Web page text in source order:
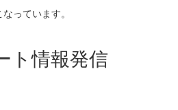
っています。
ト情報発信